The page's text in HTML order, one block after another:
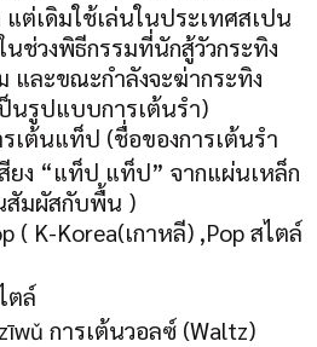
ต่เดิมใช้เล่นในประเทศสเปน
นช่วงพิธีกรรมที่นักสู้วัวกระทิง
และขณะกำลังจะฆ่ากระทิง
นรูปแบบการเต้นรำ)
เต้นแท็ป (ชื่อของการเต้นรำ
ยง “แท็ป แท็ป” จากแผ่นเหล็ก
สัมผัสกับพื้น )
( K-Korea(เกาหลี) ,Pop สไตล์
ตล์
การเต้นวอลซ์ (Waltz)